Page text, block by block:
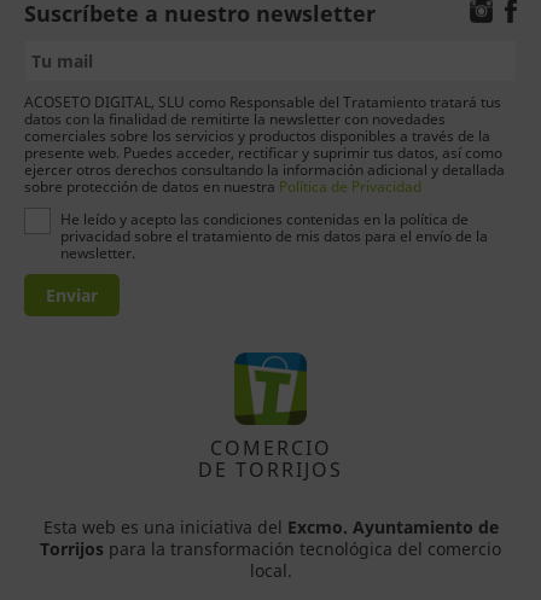
Suscríbete a nuestro newsletter
ACOSETO DIGITAL, SLU como Responsable del Tratamiento tratará tus
datos con la finalidad de remitirte la newsletter con novedades
comerciales sobre los servicios y productos disponibles a través de la
presente web. Puedes acceder, rectificar y suprimir tus datos, así como
ejercer otros derechos consultando la información adicional y detallada
sobre protección de datos en nuestra Política de Privacidad
He leído y acepto las condiciones contenidas en la política de
privacidad sobre el tratamiento de mis datos para el envío de la
newsletter.
Enviar
COMERCIO
DE TORRIJOS
Esta web es una iniciativa del Excmo. Ayuntamiento de
Torrijos para la transformación tecnológica del comercio
local.